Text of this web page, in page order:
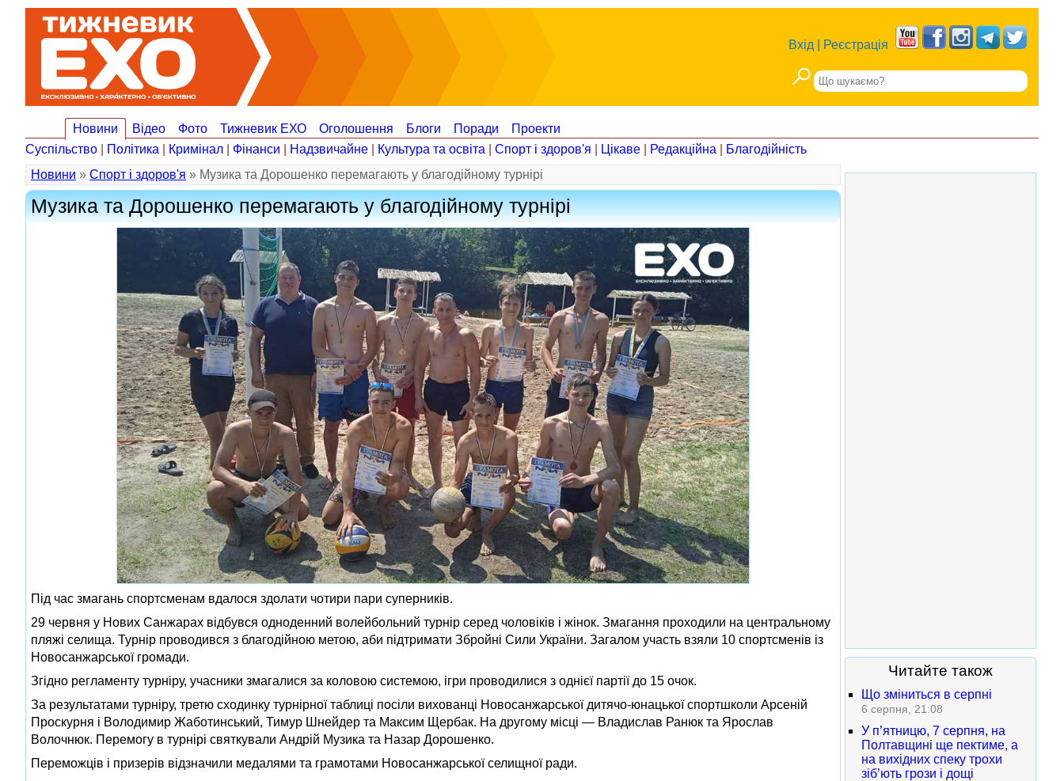
Вхід Реєстрація
Новини Відео Фото Тижневик ЕХО Оголошення Блоги Поради
Проекти
Суспільство
Політика Кримінал Фінанси Надзвичайне Культура та освіта Спорт і здоров'я Цікаве Редакційна
Благодійність
Новини » Спорт і здоров'я » Музика та Дорошенко перемагають у благодійному турнірі
Музика та Дорошенко перемагають у благодійному турнірі
Під час змагань спортсменам вдалося здолати чотири пари суперників.
29 червня у Нових Санжарах відбувся одноденний волейбольний турнір серед чоловіків і жінок. Змагання проходили на центральному
пляжі селища. Турнір проводився з благодійною метою, аби підтримати Збройні Сили України. Загалом участь взяли 10 спортсменів із
Новосанжарської громади.
Згідно регламенту турніру, учасники змагалися за коловою системою, ігри проводилися з однієї партії до 15 очок.
За результатами турніру, третю сходинку турнірної таблиці посіли вихованці Новосанжарської дитячо-юнацької спортшколи Арсеній
Проскурня і Володимир Жаботинський, Тимур Шнейдер та Максим Щербак. На другому місці — Владислав Ранюк та Ярослав
Волочнюк. Перемогу в турнірі святкували Андрій Музика та Назар Дорошенко.
Переможців і призерів відзначили медалями та грамотами Новосанжарської селищної ради.
Читайте також
Що зміниться в серпні
6 серпня, 21:08
У п’ятницю, 7 серпня, на
Полтавщині ще пектиме, а
на вихідних спеку трохи
зіб’ють грози і дощі